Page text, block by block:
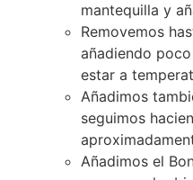
mantequilla y
Removemos
añadiendo
estar a
Añadimos
seguimos
Añadimos el